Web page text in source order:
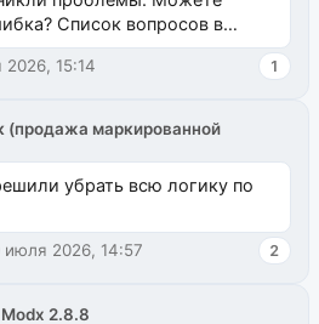
Список вопросов в
на modx.pro пока пуст, и,...
15:14 1
(продажа маркированной
убрать всю логику по
июля 2026, 14:57 2
2.8.8